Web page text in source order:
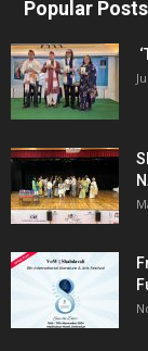
Popular Posts